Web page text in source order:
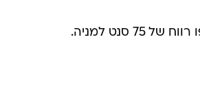
סנט למניה.